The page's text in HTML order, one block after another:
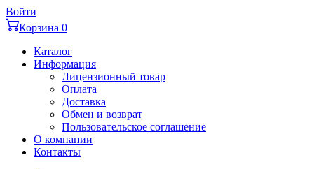
Перейти
к
содержимому
Войти
Корзина 0
Каталог
Информация
Лицензионный товар
Оплата
Доставка
Обмен и возврат
Пользовательское соглашение
О компании
Контакты